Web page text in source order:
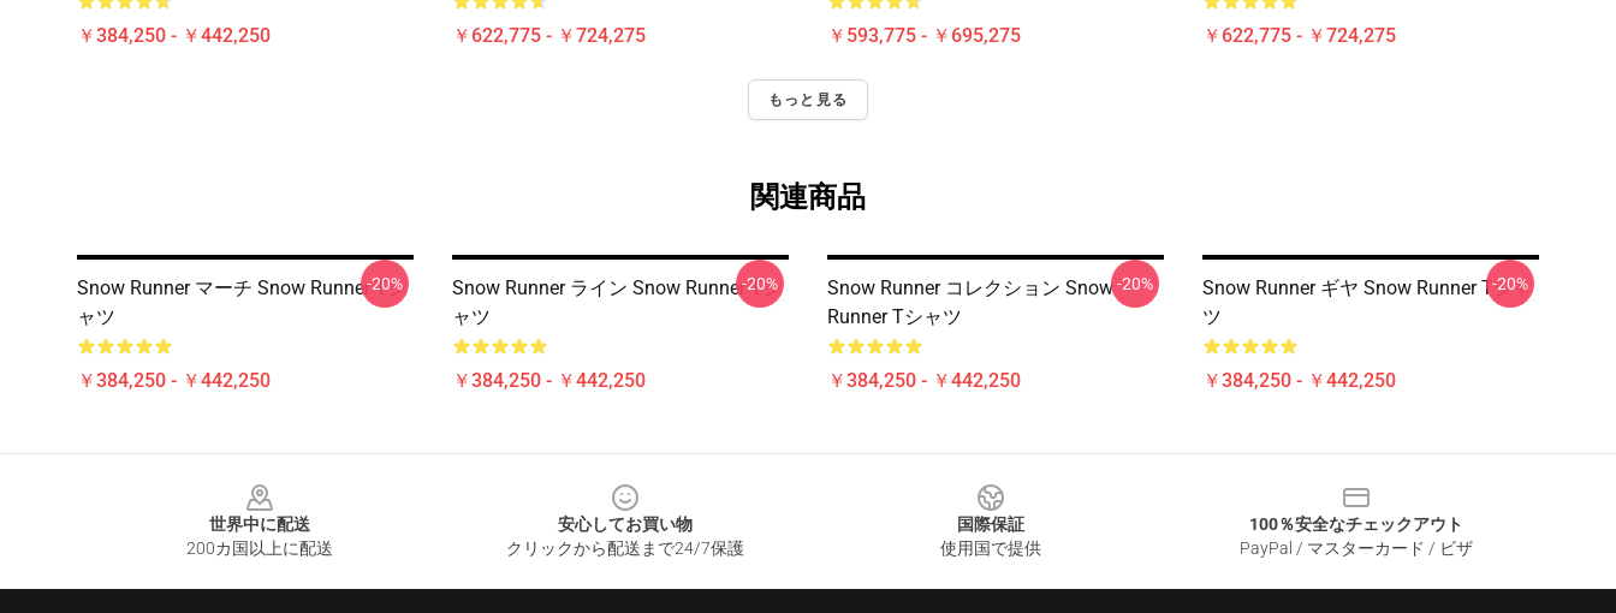
￥384,250 - ￥442,250 ￥622,775 - ￥724,275 ￥593,775 - ￥695,275 ￥622,775 - ￥724,275
もっと見る
関連商品
Snow Runner マーチ Snow Runner Tシ
ャツ
￥384,250 - ￥442,250
-20%
Snow Runner ライン Snow Runner Tシ
ャツ
￥384,250 - ￥442,250
-20%
Snow Runner コレクション Snow
Runner Tシャツ
￥384,250 - ￥442,250
-20%
Snow Runner ギヤ Snow Runner Tシャ
ツ
￥384,250 - ￥442,250
-20%
世界中に配送
200カ国以上に配送
安心してお買い物
クリックから配送まで24/7保護
国際保証
使用国で提供
100％安全なチェックアウト
PayPal / マスターカード / ビザ